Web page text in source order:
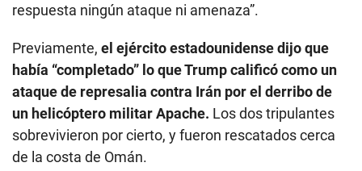
respuesta ningún ataque ni amenaza”.
Previamente, el ejército estadounidense dijo que
había “completado” lo que Trump calificó como un
ataque de represalia contra Irán por el derribo de
un helicóptero militar Apache. Los dos tripulantes
sobrevivieron por cierto, y fueron rescatados cerca
de la costa de Omán.